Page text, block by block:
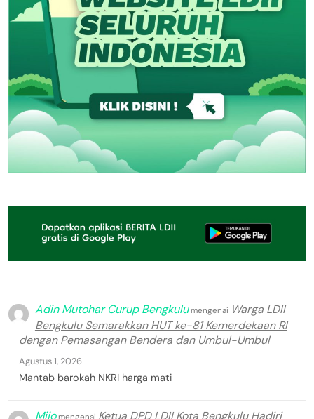
Adin Mutohar Curup Bengkulumengenai Warga LDII
Bengkulu Semarakkan HUT ke-81 Kemerdekaan RI
dengan Pemasangan Bendera dan Umbul-Umbul
Agustus 1, 2026
Mantab barokah NKRI harga mati
Mijo
Ketua DPD LDII Kota Bengkulu Hadiri